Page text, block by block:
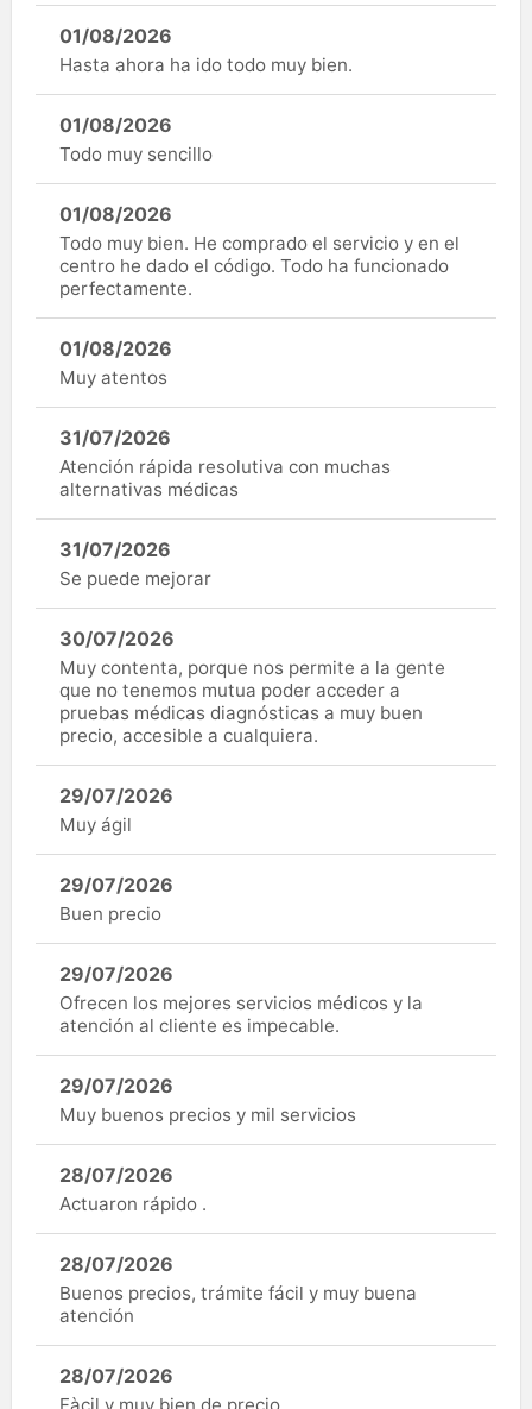
01/08/2026
Hasta ahora ha ido todo muy bien.
01/08/2026
Todo muy sencillo
01/08/2026
Todo muy bien. He comprado el servicio y en el
centro he dado el código. Todo ha funcionado
perfectamente.
01/08/2026
Muy atentos
31/07/2026
Atención rápida resolutiva con muchas
alternativas médicas
31/07/2026
Se puede mejorar
30/07/2026
Muy contenta, porque nos permite a la gente
que no tenemos mutua poder acceder a
pruebas médicas diagnósticas a muy buen
precio, accesible a cualquiera.
29/07/2026
Muy ágil
29/07/2026
Buen precio
29/07/2026
Ofrecen los mejores servicios médicos y la
atención al cliente es impecable.
29/07/2026
Muy buenos precios y mil servicios
28/07/2026
Actuaron rápido .
28/07/2026
Buenos precios, trámite fácil y muy buena
atención
28/07/2026